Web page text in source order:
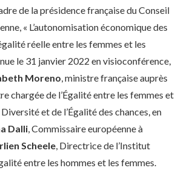
de la présidence française du Conseil
« L’autonomisation économique des
réelle entre les femmes et les
le 31 janvier 2022 en visioconférence,
Moreno, ministre française auprès
chargée de l’Égalité entre les femmes et
et de l’Égalité des chances, en
Dalli, Commissaire européenne à
Scheele, Directrice de l’Institut
entre les hommes et les femmes.